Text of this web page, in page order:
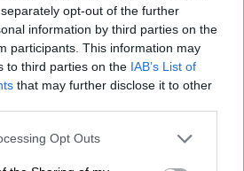
opt-out of the further
information by third parties on the
participants. This information may
to third parties on the IAB’s List of
that may further disclose it to other
Opt Outs
στον Τύρναβο